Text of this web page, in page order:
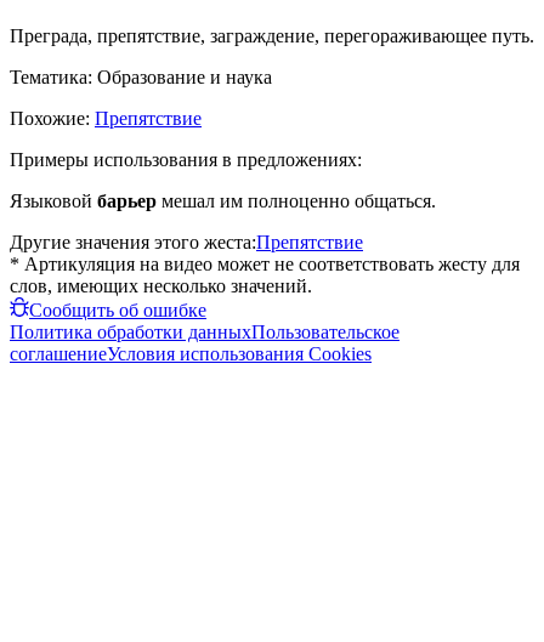
Преграда, препятствие, заграждение, перегораживающее путь.
Тематика: Образование и наука
Похожие: Препятствие
Примеры использования в предложениях:
Языковой барьер мешал им полноценно общаться.
Другие значения этого жеста:Препятствие
* Артикуляция на видео может не соответствовать жесту для
слов, имеющих несколько значений.
Сообщить об ошибке
Политика обработки данныхПользовательское
соглашениеУсловия использования Cookies